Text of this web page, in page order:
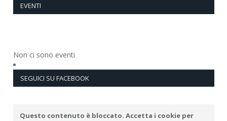
EVENTI
Non ci sono eventi
SEGUICI SU FACEBOOK
Questo contenuto è bloccato. Accetta i cookie per